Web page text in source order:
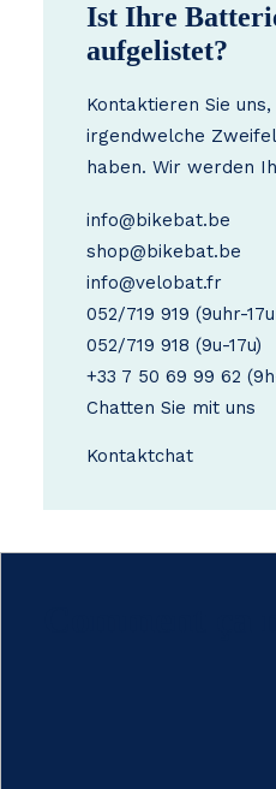
Ist Ihre
aufgelistet?
Kontaktieren Sie uns,
irgendwelche
haben. Wir werden
info@bikebat.be
shop@bikebat.be
info@velobat.fr
052/719 919 (9uhr-
052/719 918 (9u-17u)
+33 7 50 69 99 62
Chatten Sie mit uns
Kontaktchat